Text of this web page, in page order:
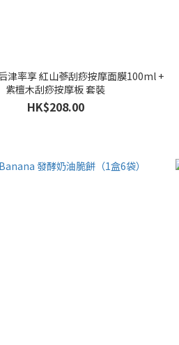
津率享 紅山蔘刮痧按摩面膜100ml +
紫檀木刮痧按摩板 套裝
HK$208.00